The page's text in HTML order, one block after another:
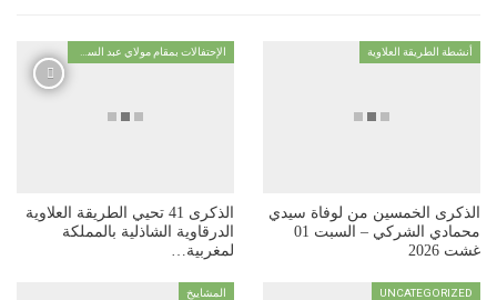
أنشطة الطريقة العلاوية
الذكرى الخمسين من لوفاة سيدي
محمادي الشركي – السبت 01
غشت 2026
الذكرى 41 تحيي الطريقة العلاوية
الدرقاوية الشاذلية بالمملكة
لمغربية…
UNCATEGORIZED المشاييخ